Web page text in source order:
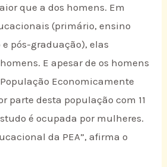
que a dos homens. Em
(primário, ensino
pós-graduação), elas
E apesar de os homens
Economicamente
parte desta população com 11
é ocupada por mulheres.
da PEA”, afirma o